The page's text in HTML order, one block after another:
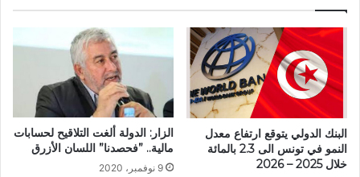
البنك الدولي يتوقع ارتفاع معدل
النمو في تونس الى 2.3 بالمائة
خلال 2025 – 2026
الزار: الدولة ألغت التلاقيح لحسابات
مالية.. ”فحصدنا” اللسان الأزرق
9 نوفمبر، 2020